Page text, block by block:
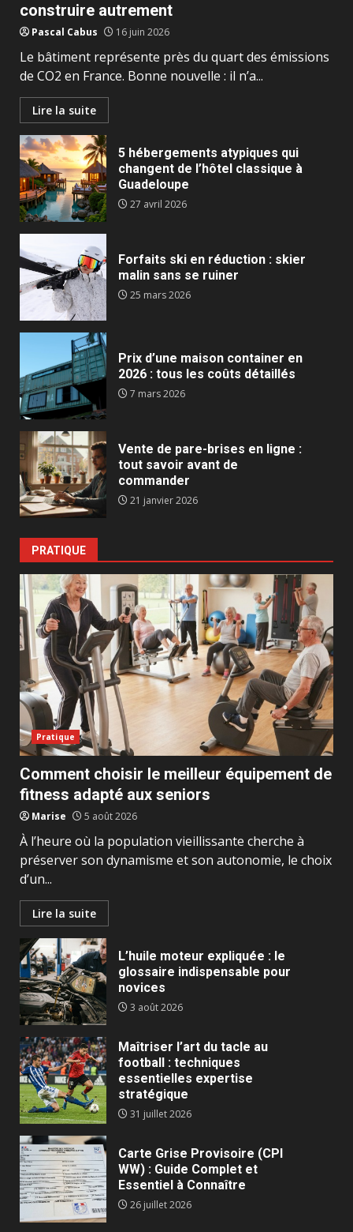
construire autrement
Pascal Cabus 16 juin 2026
Le bâtiment représente près du quart des émissions
de CO2 en France. Bonne nouvelle : il n’a...
Lire la suite
5 hébergements atypiques qui
changent de l’hôtel classique à
Guadeloupe
27 avril 2026
Forfaits ski en réduction : skier
malin sans se ruiner
25 mars 2026
Prix d’une maison container en
2026 : tous les coûts détaillés
7 mars 2026
Vente de pare-brises en ligne :
tout savoir avant de
commander
21 janvier 2026
PRATIQUE
Pratique
Comment choisir le meilleur équipement de
fitness adapté aux seniors
Marise 5 août 2026
À l’heure où la population vieillissante cherche à
préserver son dynamisme et son autonomie, le choix
d’un...
Lire la suite
L’huile moteur expliquée : le
glossaire indispensable pour
novices
3 août 2026
Maîtriser l’art du tacle au
football : techniques
essentielles expertise
stratégique
31 juillet 2026
Carte Grise Provisoire (CPI
WW) : Guide Complet et
Essentiel à Connaître
26 juillet 2026